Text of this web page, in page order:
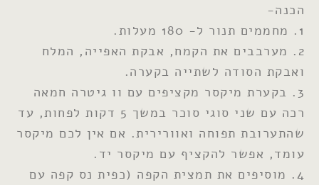
הכנה-
2. מערבבים את הקמח, אבקת האפייה, המלח
ואבקת הסודה לשתייה בקערה.
3. בקערת מיקסר מקציפים עם וו גיטרה חמאה
רכה עם שני סוגי סוכר במשך 5 דקות לפחות, עד
שהתערובת תפוחה ואוורירית. אם אין לכם מיקסר
עומד, אפשר להקציף עם מיקסר יד.
4. מוסיפים את תמצית הקפה (כפית נס קפה עם